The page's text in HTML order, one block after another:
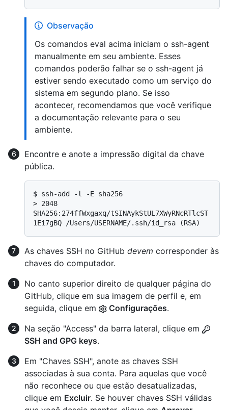
Observação
Os comandos eval acima iniciam o ssh-agent
manualmente em seu ambiente. Esses
comandos poderão falhar se o ssh-agent já
estiver sendo executado como um serviço do
sistema em segundo plano. Se isso
acontecer, recomendamos que você verifique
a documentação relevante para o seu
ambiente.
Encontre e anote a impressão digital da chave
pública.
$ ssh-add -l -E sha256
> 2048
SHA256:274ffWxgaxq/tSINAykStUL7XWyRNcRTlcST
1Ei7gBQ /Users/USERNAME/.ssh/id_rsa (RSA)
As chaves SSH no GitHub devem corresponder às
chaves do computador.
No canto superior direito de qualquer página do
GitHub, clique em sua imagem de perfil e, em
seguida, clique em
Configurações.
Na seção "Access" da barra lateral, clique em
SSH and GPG keys.
Em "Chaves SSH", anote as chaves SSH
associadas à sua conta. Para aquelas que você
não reconhece ou que estão desatualizadas,
clique em Excluir. Se houver chaves SSH válidas